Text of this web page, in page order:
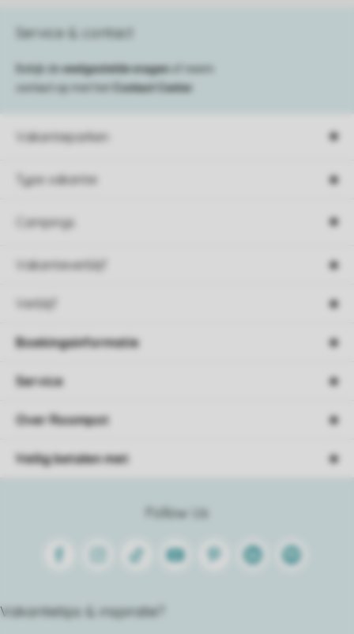
Vakantieparken
Type vakantie
Campings
Vakantieverblijf
Verblijf
Service & contact
Bekijk de veelgestelde vragen
of neem
contact op met het
Contact Center
Follow Us
FacebookInstagram
Tiktok Youtube PinterestLinkedinSpotify
Vakantietips & inspiratie?
Boekingsinformatie
Service
Over Roompot
Veilig betalen met